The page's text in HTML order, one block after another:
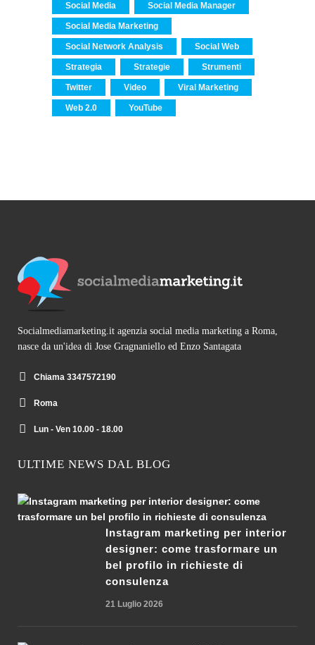
Social Media Social Media Manager
Social Media Marketing
Social Network Analysis Social Web
Strategia Strategie Strumenti
Twitter Video Viral Marketing
Web 2.0 YouTube
Socialmediamarketing.it agenzia social media marketing a Roma,
nasce da un'idea di Jose Gragnaniello ed Enzo Santagata
Chiama 3347572190
Roma
Lun - Ven 10.00 - 18.00
ULTIME NEWS DAL BLOG
Instagram marketing per interior
designer: come trasformare un
bel profilo in richieste di
consulenza
21 Luglio 2026